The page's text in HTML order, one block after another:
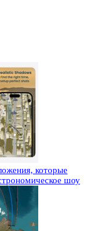
которые
шоу